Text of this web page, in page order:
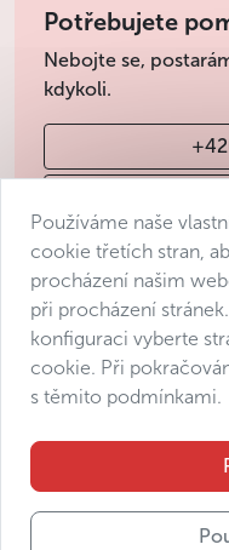
Potřebujete
Nebojte se,
kdykoli.
Obchodní podmínky
Ochrana osobních
Prohlášení o
Manage consent
Používáme naše
cookie třetích stran,
procházení našim
při procházení
konfiguraci vyberte
cookie. Při
s těmito podmínkami.